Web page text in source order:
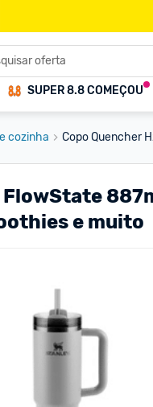
SUPER 8.8 COMEÇOU
cozinha Copo Quencher
e muito